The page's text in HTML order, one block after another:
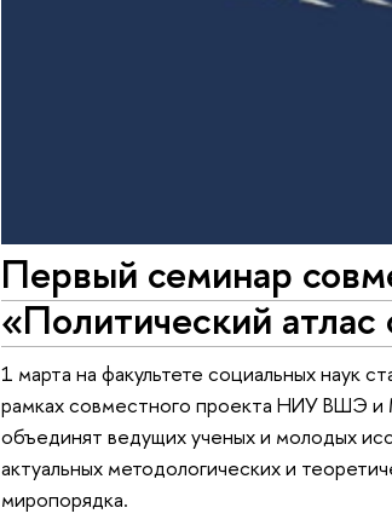
Первый семинар
«Политический
1 марта на факультете социальных наук
рамках совместного проекта НИУ ВШЭ
объединят ведущих ученых и молодых
актуальных методологических и
миропорядка.